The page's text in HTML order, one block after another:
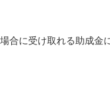
合に受け取れる助成金